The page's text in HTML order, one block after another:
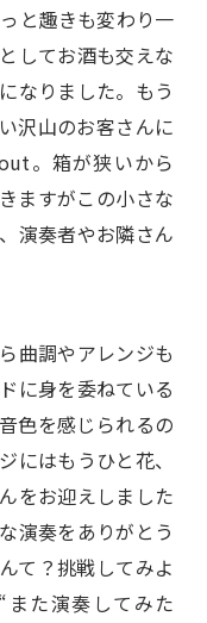
と趣きも変わり一
してお酒も交えな
なりました。もう
沢山のお客さんに
。箱が狭いから
ますがこの小さな
演奏者やお隣さん
曲調やアレンジも
に身を委ねている
色を感じられるの
にはもうひと花、
をお迎えしました
演奏をありがとう
て？挑戦してみよ
また演奏してみた